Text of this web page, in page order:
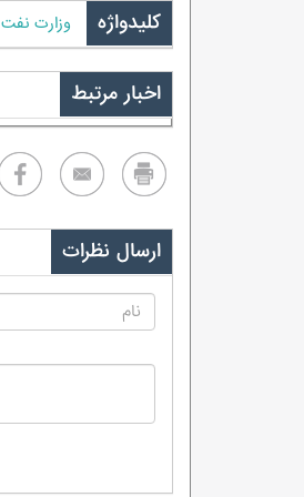
کلیدواژه وزارت نفت
اخبار مرتبط
ارسال نظرات